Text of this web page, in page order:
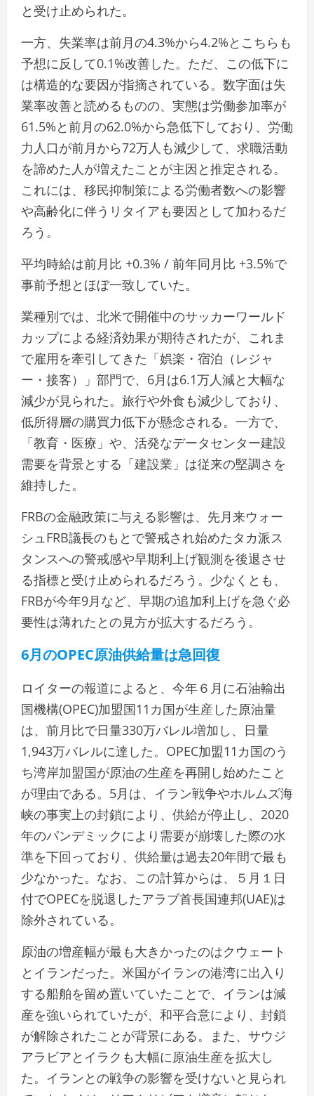
と受け止められた。
一方、失業率は前月の4.3%から4.2%とこちらも
予想に反して0.1%改善した。ただ、この低下に
は構造的な要因が指摘されている。数字面は失
業率改善と読めるものの、実態は労働参加率が
61.5%と前月の62.0%から急低下しており、労働
力人口が前月から72万人も減少して、求職活動
を諦めた人が増えたことが主因と推定される。
これには、移民抑制策による労働者数への影響
や高齢化に伴うリタイアも要因として加わるだ
ろう。
平均時給は前月比 +0.3% / 前年同月比 +3.5%で
事前予想とほぼ一致していた。
業種別では、北米で開催中のサッカーワールド
カップによる経済効果が期待されたが、これま
で雇用を牽引してきた「娯楽・宿泊（レジャ
ー・接客）」部門で、6月は6.1万人減と大幅な
減少が見られた。旅行や外食も減少しており、
低所得層の購買力低下が懸念される。一方で、
「教育・医療」や、活発なデータセンター建設
需要を背景とする「建設業」は従来の堅調さを
維持した。
FRBの金融政策に与える影響は、先月来ウォー
シュFRB議長のもとで警戒され始めたタカ派ス
タンスへの警戒感や早期利上げ観測を後退させ
る指標と受け止められるだろう。少なくとも、
FRBが今年9月など、早期の追加利上げを急ぐ必
要性は薄れたとの見方が拡大するだろう。
6月のOPEC原油供給量は急回復
ロイ‌ターの報道によると、今年６月に石油輸出
国機構(OPEC)加盟国11カ国が生産した原油量
は、前月比で⁠日量330万バレル増加し、日量
1,943万バレルに達した。OPEC加盟11カ国のう
ち湾岸加盟国が原油の生産を再開し始めたこと
が理由である。5月は、イラン戦争やホルムズ海
峡の事実上の封鎖により、供給が停止し、2020
年のパンデミックにより需要が崩壊した際の水​
準を下回っており、供給量は過去20年間で最も​
少なかった。なお、この計算からは、５月１日
付でOPECを脱退した‌アラ⁠ブ首長国連邦(UAE)は
除外されている。
原油の増産幅が最も大きかったのはクウェート
とイランだった。米国がイランの港湾に​出入り
する船​舶を留め置いていたことで、イランは減
産を強いられていたが、和平合意により、封鎖
が解除されたことが背景​にある。また、サウジ
アラビアとイラクも​大幅に原油生産⁠を拡大し
た。イランとの戦争の影響を受けないと見られ